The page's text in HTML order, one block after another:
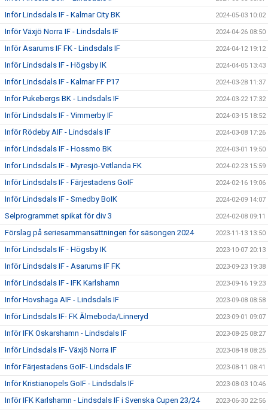
Inför Lindsdals IF - Kalmar City BK 2024-05-03 10:02
Inför Växjö Norra IF - Lindsdals IF 2024-04-26 08:50
Inför Asarums IF FK - Lindsdals IF 2024-04-12 19:12
Inför Lindsdals IF - Högsby IK 2024-04-05 13:43
Inför Lindsdals IF - Kalmar FF P17 2024-03-28 11:37
Inför Pukebergs BK - Lindsdals IF 2024-03-22 17:32
Inför Lindsdals IF - Vimmerby IF 2024-03-15 18:52
Inför Rödeby AIF - Lindsdals IF 2024-03-08 17:26
inför Lindsdals IF - Hossmo BK 2024-03-01 19:50
Inför Lindsdals IF - Myresjö-Vetlanda FK 2024-02-23 15:59
Inför Lindsdals IF - Färjestadens GoIF 2024-02-16 19:06
Inför Lindsdals IF - Smedby BoIK 2024-02-09 14:07
Selprogrammet spikat för div 3 2024-02-08 09:11
Förslag på seriesammansättningen för säsongen 2024 2023-11-13 13:50
Inför Lindsdals IF - Högsby IK 2023-10-07 20:13
Inför Lindsdals IF - Asarums IF FK 2023-09-23 19:38
Inför Lindsdals IF - IFK Karlshamn 2023-09-16 19:23
Inför Hovshaga AIF - Lindsdals IF 2023-09-08 08:58
Inför Lindsdals IF- FK Älmeboda/Linneryd 2023-09-01 09:07
Inför IFK Oskarshamn - Lindsdals IF 2023-08-25 08:27
Inför Lindsdals IF- Växjö Norra IF 2023-08-18 08:25
Inför Färjestadens GoIF- Lindsdals IF 2023-08-11 08:41
Inför Kristianopels GoIF - Lindsdals IF 2023-08-03 10:46
Inför IFK Karlshamn - Lindsdals IF i Svenska Cupen 23/24 2023-06-30 22:56